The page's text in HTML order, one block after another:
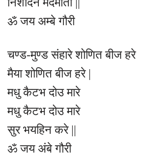
ॐ जय अम्बे गौरी
चण्ड-मुण्ड संहारे शोणित बीज हरे
मैया शोणित बीज हरे |
मधु कैटभ दोउ मारे
मधु कैटभ दोउ मारे
सुर भयहिन करे ||
ॐ जय अंबे गौरी